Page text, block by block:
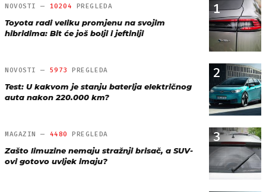
1
NOVOSTI — 10204 PREGLEDA
Toyota radi veliku promjenu na svojim
hibridima: Bit će još bolji i jeftiniji
2
NOVOSTI — 5973 PREGLEDA
Test: U kakvom je stanju baterija električnog
auta nakon 220.000 km?
3
MAGAZIN — 4480 PREGLEDA
Zašto limuzine nemaju stražnji brisač, a SUV-
ovi gotovo uvijek imaju?